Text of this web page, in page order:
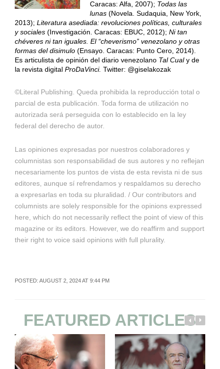
Caracas: Alfa, 2007); Todas las
lunas(Novela. Sudaquia, New York,
2013); Literatura asediada: revoluciones políticas, culturales
y sociales (Investigación. Caracas: EBUC, 2012); Ni tan
chéveres ni tan iguales. El “cheverismo” venezolano y otras
formas del disimulo(Ensayo. Caracas: Punto Cero, 2014).
Es articulista de opinión del diario venezolano Tal Cualy de
la revista digital ProDaVinci. Twitter: @giselakozak
©Literal Publishing. Queda prohibida la reproducción total o
parcial de esta publicación. Toda forma de utilización no
autorizada será perseguida con lo establecido en la ley
federal del derecho de autor.
Las opiniones expresadas por nuestros colaboradores y
columnistas son responsabilidad de sus autores y no reflejan
necesariamente los puntos de vista de esta revista ni de sus
editores, aunque sí refrendamos y respaldamos su derecho
a expresarlas en toda su pluralidad. / Our contributors and
columnists are solely responsible for the opinions expressed
here, which do not necessarily reflect the point of view of this
magazine or its editors. However, we do reaffirm and support
their right to voice said opinions with full plurality.
POSTED: AUGUST 2, 2024 AT 9:44 PM
FEATURED ARTICLES